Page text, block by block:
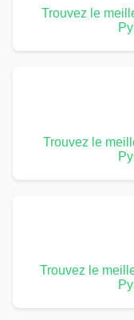
Trouvez le
Trouvez le
Trouvez le